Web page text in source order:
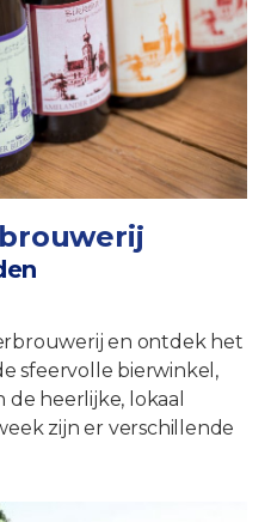
en ontdek het
sfeervolle bierwinkel,
heerlijke, lokaal
zijn er verschillende